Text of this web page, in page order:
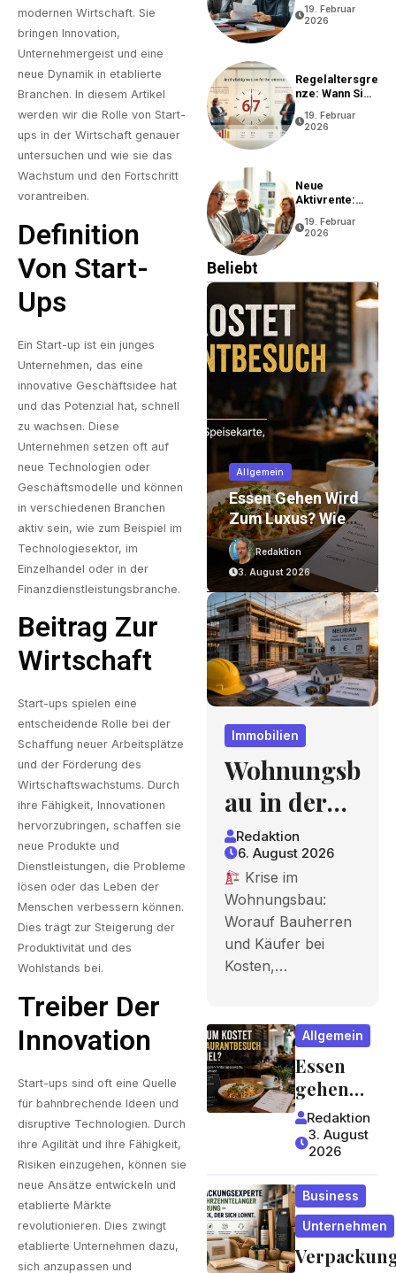
modernen Wirtschaft. Sie
bringen Innovation,
Unternehmergeist und eine
neue Dynamik in etablierte
Branchen. In diesem Artikel
werden wir die Rolle von Start-
ups in der Wirtschaft genauer
untersuchen und wie sie das
Wachstum und den Fortschritt
vorantreiben.
Definition
Von Start-
Ups
Ein Start-up ist ein junges
Unternehmen, das eine
innovative Geschäftsidee hat
und das Potenzial hat, schnell
zu wachsen. Diese
Unternehmen setzen oft auf
neue Technologien oder
Geschäftsmodelle und können
in verschiedenen Branchen
aktiv sein, wie zum Beispiel im
Technologiesektor, im
Einzelhandel oder in der
Finanzdienstleistungsbranche.
Beitrag Zur
Wirtschaft
Start-ups spielen eine
entscheidende Rolle bei der
Schaffung neuer Arbeitsplätze
und der Förderung des
Wirtschaftswachstums. Durch
ihre Fähigkeit, Innovationen
hervorzubringen, schaffen sie
neue Produkte und
Dienstleistungen, die Probleme
lösen oder das Leben der
Menschen verbessern können.
Dies trägt zur Steigerung der
Produktivität und des
Wohlstands bei.
Treiber Der
Innovation
Start-ups sind oft eine Quelle
für bahnbrechende Ideen und
disruptive Technologien. Durch
ihre Agilität und ihre Fähigkeit,
Risiken einzugehen, können sie
neue Ansätze entwickeln und
etablierte Märkte
revolutionieren. Dies zwingt
etablierte Unternehmen dazu,
sich anzupassen und
19. Februar
2026
Regelaltersgre
Nze: Wann Sie
Können
19. Februar
2026
Neue
Aktivrente:
Bedingungen
19. Februar
2026
Beliebt
Immobilien
Wohnungsbau In
Der Krise: Worauf
Bauherren Und
Käufer Bei
Kosten,
Finanzierung Und
Zeitplan Achten
Sollten
Redaktion
6. August 2026
Allgemein
Essen Gehen Wird
Zum Luxus? Wie
Gastronomiepreis
E Entstehen Und
Worauf Gäste
Achten Können
Redaktion
3. August 2026
Immobilien
Wohnungsb
au in der
Krise:
Worauf
Bauherren
und Käufer
bei Kosten,
ng und
Zeitplan
achten
sollten
Redaktion
6. August 2026
Krise im
Wohnungsbau:
Worauf Bauherren
und Käufer bei
Kosten,…
Allgemein
Essen
gehen
wird zum
Luxus?
Wie
Gastrono
miepreis
e
entstehe
Redaktion
3. August
2026
Business
Unternehmen